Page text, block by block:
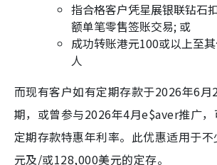
指合格客户凭星展银联钻石
额单笔零售签账交易; 或
成功转账港元100或以上至
人
而现有客户如有定期存款于2026年6月
期，或曾参与2026年4月e$aver推广
定期存款特惠年利率。此优惠适用于
元及/或128,000美元的定存。